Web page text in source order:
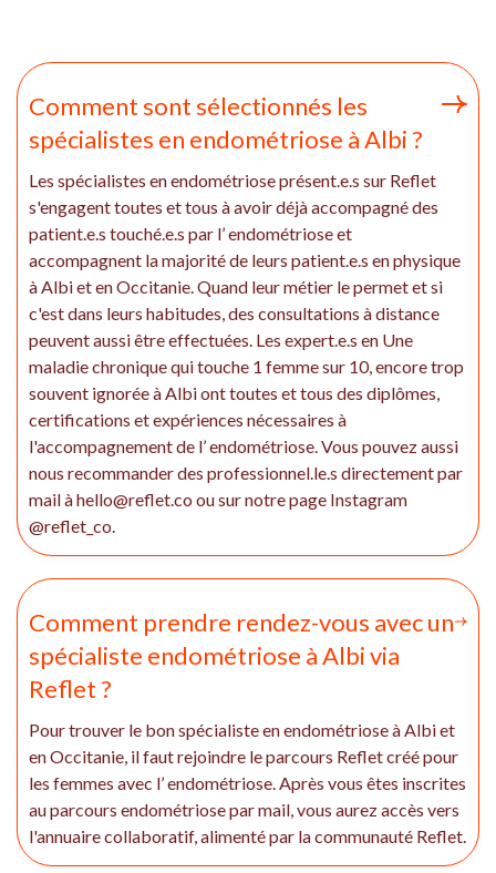
Comment sont sélectionnés les
spécialistes en endométriose à Albi ?
Les spécialistes en endométriose présent.e.s sur Reflet
s'engagent toutes et tous à avoir déjà accompagné des
patient.e.s touché.e.s par l’ endométriose et
accompagnent la majorité de leurs patient.e.s en physique
à Albi et en Occitanie. Quand leur métier le permet et si
c'est dans leurs habitudes, des consultations à distance
peuvent aussi être effectuées. Les expert.e.s en Une
maladie chronique qui touche 1 femme sur 10, encore trop
souvent ignorée à Albi ont toutes et tous des diplômes,
certifications et expériences nécessaires à
l'accompagnement de l’ endométriose. Vous pouvez aussi
nous recommander des professionnel.le.s directement par
mail à hello@reflet.co ou sur notre page Instagram
@reflet_co.
Comment prendre rendez-vous avec un
spécialiste endométriose à Albi via
Reflet ?
Pour trouver le bon spécialiste en endométriose à Albi et
en Occitanie, il faut rejoindre le parcours Reflet créé pour
les femmes avec l’ endométriose. Après vous êtes inscrites
au parcours endométriose par mail, vous aurez accès vers
l'annuaire collaboratif, alimenté par la communauté Reflet.